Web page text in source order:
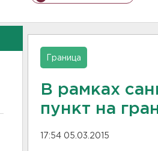
Граница
В рамках
пункт на
17:54 05.03.2015